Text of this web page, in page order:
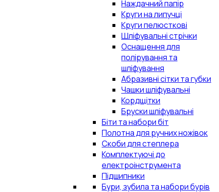
Наждачний папір
Круги на липучці
Круги пелюсткові
Шліфувальні стрічки
Оснащення для
полірування та
шліфування
Абразивні сітки та губки
Чашки шліфувальні
Кордщітки
Бруски шліфувальні
Біти та набори біт
Полотна для ручних ножівок
Скоби для степлера
Комплектуючі до
електроінструмента
Підшипники
Бури, зубила та набори бурів